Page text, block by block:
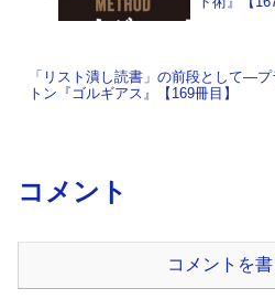
「リスト潰し読書」の前段として―プ
トン『ゴルギアス』【169冊目】
コメント
コメントを